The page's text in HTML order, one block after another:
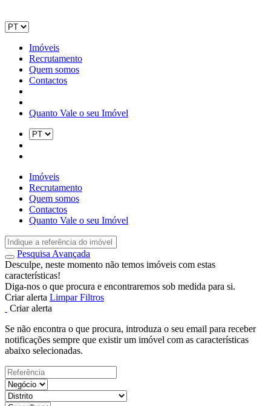
Imóveis
Recrutamento
Quem somos
Contactos
Quanto Vale o seu Imóvel
Imóveis
Recrutamento
Quem somos
Contactos
Quanto Vale o seu Imóvel
Pesquisa Avançada
Desculpe, neste momento não temos imóveis com estas
características!
Diga-nos o que procura e encontraremos sob medida para si.
Criar alerta Limpar Filtros
Criar alerta
Se não encontra o que procura, introduza o seu email para receber
notificações sempre que existir um imóvel com as características
abaixo selecionadas.